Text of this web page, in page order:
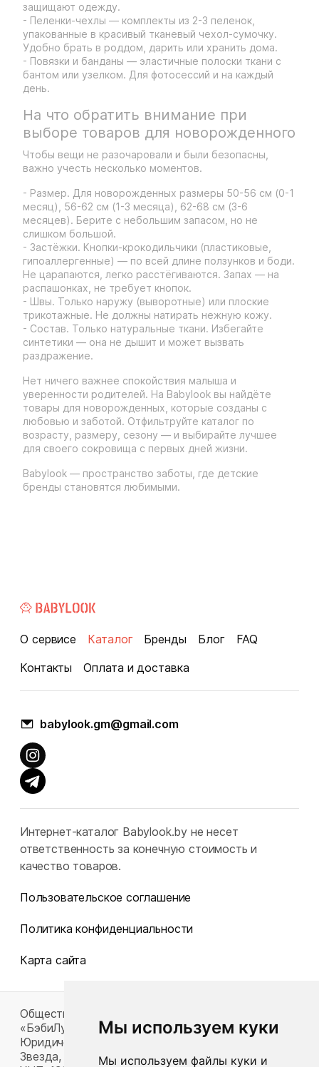
Мы используем куки
Мы используем файлы куки и
защищают одежду.
- Пеленки-чехлы — комплекты из 2-3 пеленок,
упакованные в красивый тканевый чехол-сумочку.
Удобно брать в роддом, дарить или хранить дома.
- Повязки и банданы — эластичные полоски ткани с
бантом или узелком. Для фотосессий и на каждый
день.
На что обратить внимание при
выборе товаров для новорожденного
Чтобы вещи не разочаровали и были безопасны,
важно учесть несколько моментов.
- Размер. Для новорожденных размеры 50-56 см (0-1
месяц), 56-62 см (1-3 месяца), 62-68 см (3-6
месяцев). Берите с небольшим запасом, но не
слишком большой.
- Застёжки. Кнопки-крокодильчики (пластиковые,
гипоаллергенные) — по всей длине ползунков и боди.
Не царапаются, легко расстёгиваются. Запах — на
распашонках, не требует кнопок.
- Швы. Только наружу (выворотные) или плоские
трикотажные. Не должны натирать нежную кожу.
- Состав. Только натуральные ткани. Избегайте
синтетики — она не дышит и может вызвать
раздражение.
Нет ничего важнее спокойствия малыша и
уверенности родителей. На Babylook вы найдёте
товары для новорожденных, которые созданы с
любовью и заботой. Отфильтруйте каталог по
возрасту, размеру, сезону — и выбирайте лучшее
для своего сокровища с первых дней жизни.
Babylook — пространство заботы, где детские
бренды становятся любимыми.
О сервисе Каталог Бренды Блог
FAQ
Контакты
Оплата и доставка
babylook.gm@gmail.com
Интернет-каталог Babylook.by не несет
ответственность за конечную стоимость и
качество товаров.
Пользовательское соглашение
Политика конфиденциальности
Карта сайта
Общество с ограниченной ответственностью
«БэбиЛук»
Юридический адрес: 220117, г. Минск, пр-т Газеты
Звезда, д. 16, пом. 52